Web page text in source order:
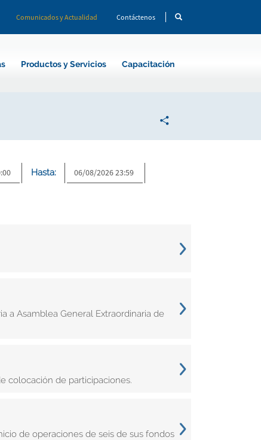
Comunicados y Actualidad Contáctenos
Productos y Servicios Capacitación
Hasta:
a Asamblea General Extraordinaria de
colocación de participaciones.
de operaciones de seis de sus fondos